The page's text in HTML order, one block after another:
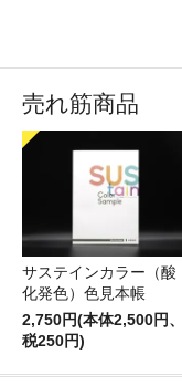
売れ筋商品
サステインカラー（酸
化発色）色見本帳
2,750円(本体2,500円、
税250円)